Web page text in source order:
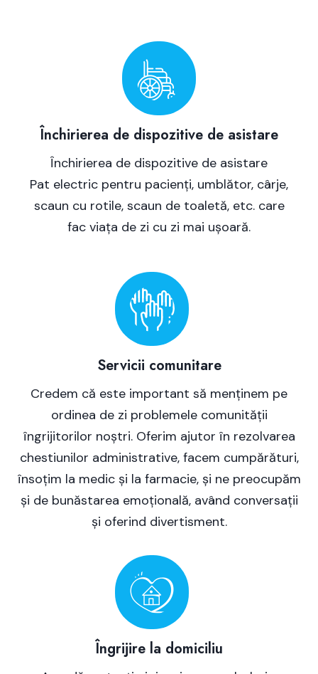
Închirierea de dispozitive de asistare
Închirierea de dispozitive de asistare
Pat electric pentru pacienți, umblător, cârje,
scaun cu rotile, scaun de toaletă, etc. care
fac viața de zi cu zi mai ușoară.
Servicii comunitare
Credem că este important să menținem pe
ordinea de zi problemele comunității
îngrijitorilor noștri. Oferim ajutor în rezolvarea
chestiunilor administrative, facem cumpărături,
însoțim la medic și la farmacie, și ne preocupăm
și de bunăstarea emoțională, având conversații
și oferind divertisment.
Îngrijire la domiciliu